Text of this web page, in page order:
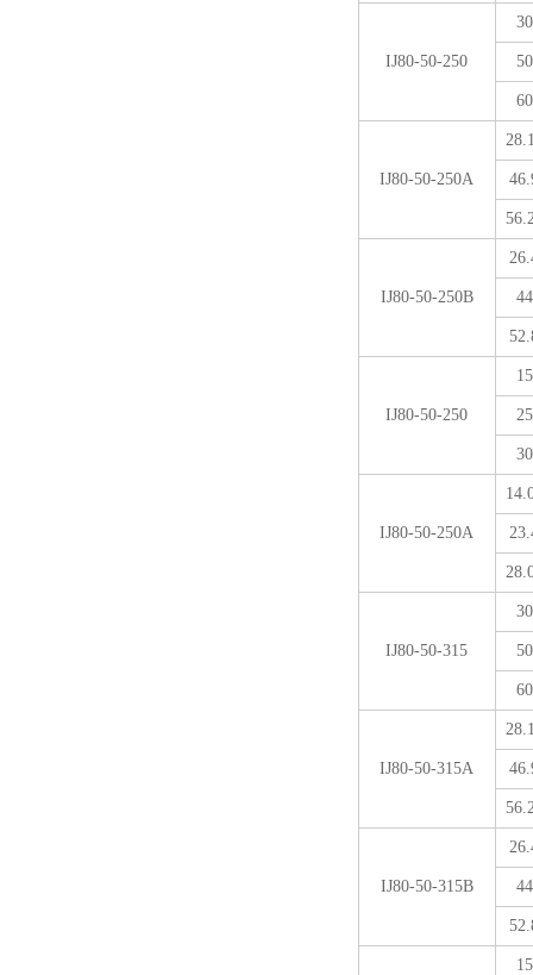
IJ80-50-250
30
50
60
IJ80-50-250A
IJ80-50-250B 44
IJ80-50-250
15
25
30
IJ80-50-250A
IJ80-50-315
30
50
60
IJ80-50-315A
IJ80-50-315B 44
15